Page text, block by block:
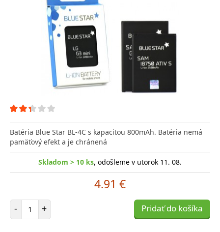
Batéria Blue Star BL-4C s kapacitou 800mAh. Batéria nemá
pamäťový efekt a je chránená
Skladom > 10 ks, odošleme v utorok 11. 08.
4.91 €
- Počet položiek
+ Pridať do košíka